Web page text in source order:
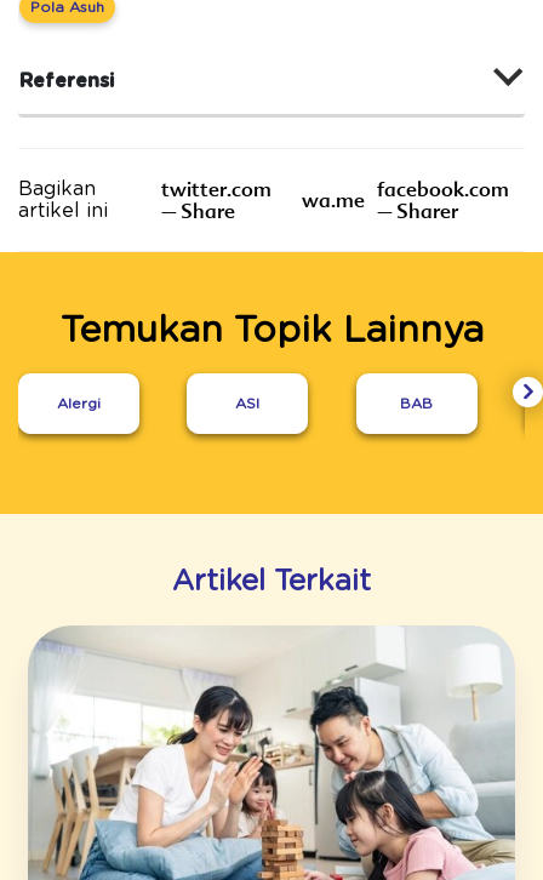
Pola Asuh
Referensi
Bagikan
artikel ini
twitter.com
– Share
wa.me facebook.com
– Sharer
Temukan Topik Lainnya
Alergi ASI BAB
Artikel Terkait